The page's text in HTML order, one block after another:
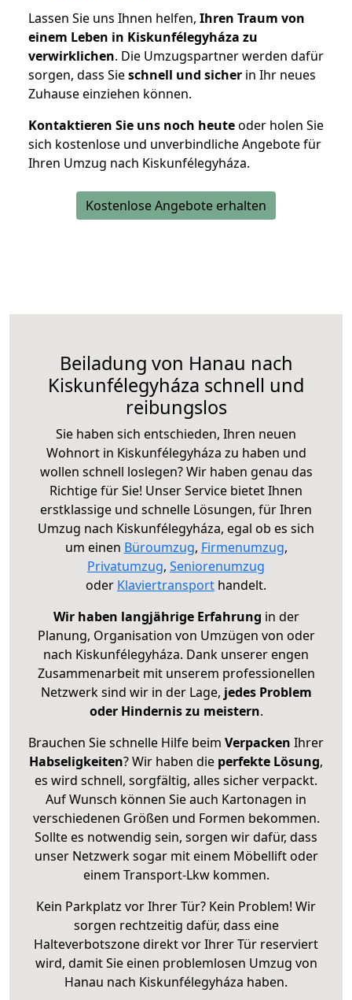
Lassen Sie uns Ihnen helfen, Ihren Traum von
einem Leben in Kiskunfélegyháza zu
verwirklichen. Die Umzugspartner werden dafür
sorgen, dass Sieschnell und sicher in Ihr neues
Zuhause einziehen können.
Kontaktieren Sie uns noch heuteoder holen Sie
sich kostenlose und unverbindliche Angebote für
Ihren Umzug nach Kiskunfélegyháza.
Kostenlose Angebote erhalten
Beiladung von Hanau nach
Kiskunfélegyháza schnell und
reibungslos
Sie haben sich entschieden, Ihren neuen
Wohnort in Kiskunfélegyháza zu haben und
wollen schnell loslegen? Wir haben genau das
Richtige für Sie! Unser Service bietet Ihnen
erstklassige und schnelle Lösungen, für Ihren
Umzug nach Kiskunfélegyháza, egal ob es sich
um einen Büroumzug, Firmenumzug,
Privatumzug, Seniorenumzug
oder Klaviertransport handelt.
Wir haben langjährige Erfahrung in der
Planung, Organisation von Umzügen von oder
nach Kiskunfélegyháza. Dank unserer engen
Zusammenarbeit mit unserem professionellen
Netzwerk sind wir in der Lage, jedes Problem
oder Hindernis zu meistern.
Brauchen Sie schnelle Hilfe beim Verpacken Ihrer
Habseligkeiten? Wir haben die perfekte Lösung,
es wird schnell, sorgfältig, alles sicher verpackt.
Auf Wunsch können Sie auch Kartonagen in
verschiedenen Größen und Formen bekommen.
Sollte es notwendig sein, sorgen wir dafür, dass
unser Netzwerk sogar mit einem Möbellift oder
einem Transport-Lkw kommen.
Kein Parkplatz vor Ihrer Tür? Kein Problem! Wir
sorgen rechtzeitig dafür, dass eine
Halteverbotszone direkt vor Ihrer Tür reserviert
wird, damit Sie einen problemlosen Umzug von
Hanau nach Kiskunfélegyháza haben.